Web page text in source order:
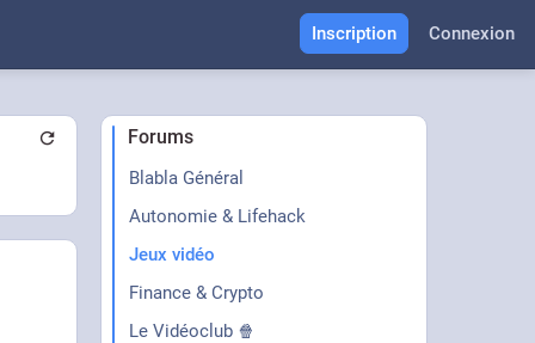
Inscription Connexion
Forums
Blabla Général
Autonomie & Lifehack
Jeux vidéo
Finance & Crypto
Le Vidéoclub 🍿